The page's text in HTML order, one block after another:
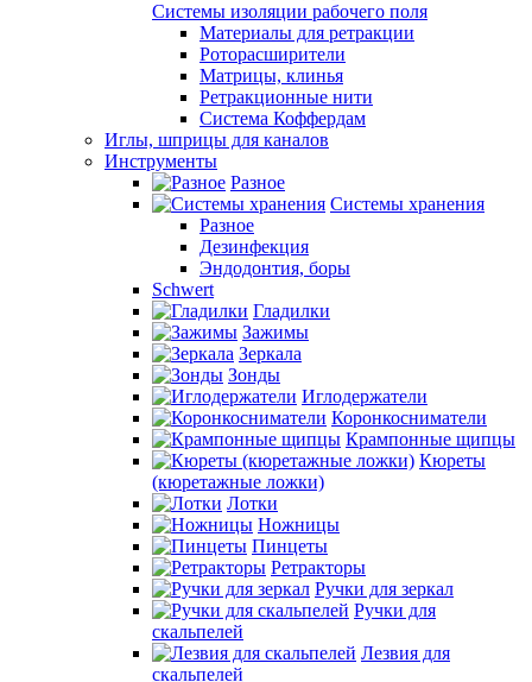
Системы изоляции рабочего поля
Материалы для ретракции
Роторасширители
Матрицы, клинья
Ретракционные нити
Система Коффердам
Иглы, шприцы для каналов
Инструменты
Разное
Системы хранения
Разное
Дезинфекция
Эндодонтия, боры
Schwert
Гладилки
Зажимы
Зеркала
Зонды
Иглодержатели
Коронкосниматели
Крампонные щипцы
Кюреты
(кюретажные ложки)
Лотки
Ножницы
Пинцеты
Ретракторы
Ручки для зеркал
Ручки для
скальпелей
Лезвия для
скальпелей